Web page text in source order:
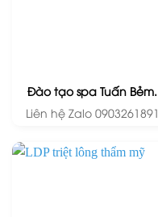
Đào tạo spa Tuấn Bẻm.
Liên hệ Zalo 0903261891